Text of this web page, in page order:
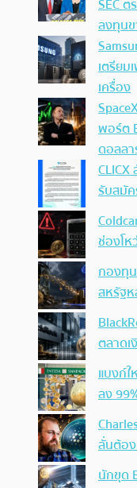
SEC
ลงทุน
เตรียม
เครื่อง
พอร์ต
ดอลล
รับสมั
ช่องโห
กองทุน
สหรัฐ
ตลาดเ
แบงก์
ลง
ลั่นต้อ
นักขุด